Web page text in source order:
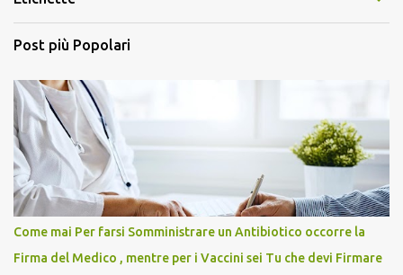
Post più Popolari
Come mai Per farsi Somministrare un Antibiotico occorre la
Firma del Medico , mentre per i Vaccini sei Tu che devi Firmare